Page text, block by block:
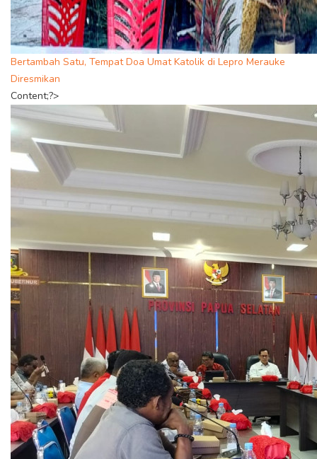
Bertambah Satu, Tempat Doa Umat Katolik di Lepro Merauke
Diresmikan
Content;?>